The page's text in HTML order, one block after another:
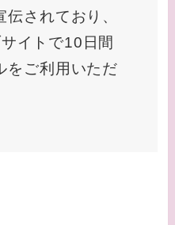
されており、
イトで10日間
をご利用いただ